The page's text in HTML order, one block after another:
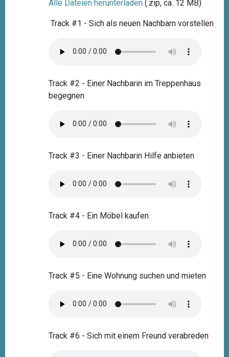
Alle Dateien herunterladen (.zip, ca. 12 MB)
Track #1 - Sich als neuen Nachbarn vorstellen
Track #2 - Einer Nachbarin im Treppenhaus
begegnen
Track #3 - Einer Nachbarin Hilfe anbieten
Track #4 - Ein Möbel kaufen
Track #5 - Eine Wohnung suchen und mieten
Track #6 - Sich mit einem Freund verabreden